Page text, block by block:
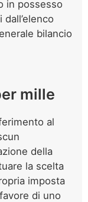
in possesso
bilancio
mille
al
della
la scelta
imposta
di uno